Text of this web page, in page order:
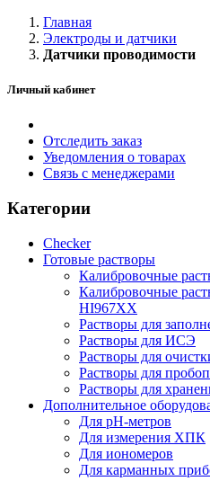
Главная
Электроды и датчики
Датчики проводимости
Личный кабинет
Отследить заказ
Уведомления о товарах
Связь с менеджерами
Категории
Checker
Готовые растворы
Калибровочные
Калибровочные
HI967ХХ
Растворы для
Растворы для ИСЭ
Растворы для
Растворы для
Растворы для
Дополнительное
Для pH-метров
Для измерения ХПК
Для иономеров
Для карманных